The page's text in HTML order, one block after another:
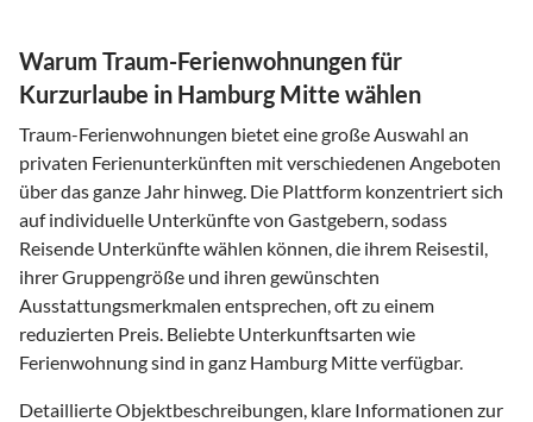
Warum Traum-Ferienwohnungen für
Kurzurlaube in Hamburg Mitte wählen
Traum-Ferienwohnungen bietet eine große Auswahl an
privaten Ferienunterkünften mit verschiedenen Angeboten
über das ganze Jahr hinweg. Die Plattform konzentriert sich
auf individuelle Unterkünfte von Gastgebern, sodass
Reisende Unterkünfte wählen können, die ihrem Reisestil,
ihrer Gruppengröße und ihren gewünschten
Ausstattungsmerkmalen entsprechen, oft zu einem
reduzierten Preis. Beliebte Unterkunftsarten wie
Ferienwohnung sind in ganz Hamburg Mitte verfügbar.
Detaillierte Objektbeschreibungen, klare Informationen zur